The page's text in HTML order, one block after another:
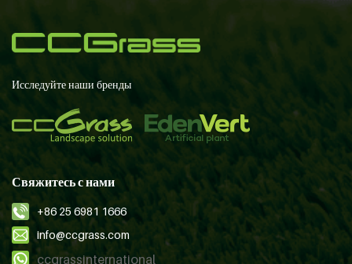
Исследуйте наши бренды
Свяжитесь с нами
+86 25 6981 1666
info@ccgrass.com
ccgrassinternational